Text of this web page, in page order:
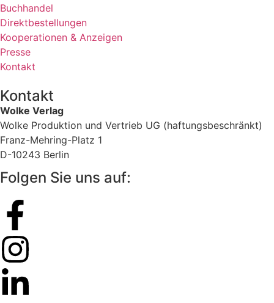
Buchhandel
Direktbestellungen
Kooperationen & Anzeigen
Presse
Kontakt
Kontakt
Wolke Verlag
Wolke Produktion und Vertrieb UG (haftungsbeschränkt)
Franz-Mehring-Platz 1
D-10243 Berlin
Folgen Sie uns auf: